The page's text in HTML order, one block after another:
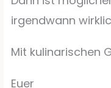
irgendwann
Mit kulinarischen
Euer